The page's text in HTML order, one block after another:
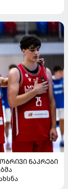
ᲜᲐᲙᲠᲔᲑᲘ